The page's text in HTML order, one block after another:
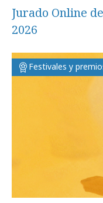
Jurado Online
2026
Festivales y